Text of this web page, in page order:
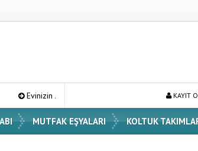
Atmosferini Değiştirecek En Şık Vazo Modelleri ve
KAYIT
MUTFAK EŞYALARI KOLTUK